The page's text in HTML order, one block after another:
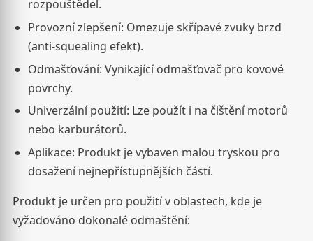
rozpouštědel.
Provozní zlepšení: Omezuje skřípavé zvuky brzd
(anti-squealing efekt).
Odmašťování: Vynikající odmašťovač pro kovové
povrchy.
Univerzální použití: Lze použít i na čištění motorů
nebo karburátorů.
Aplikace: Produkt je vybaven malou tryskou pro
dosažení nejnepřístupnějších částí.
Produkt je určen pro použití v oblastech, kde je
vyžadováno dokonalé odmaštění: